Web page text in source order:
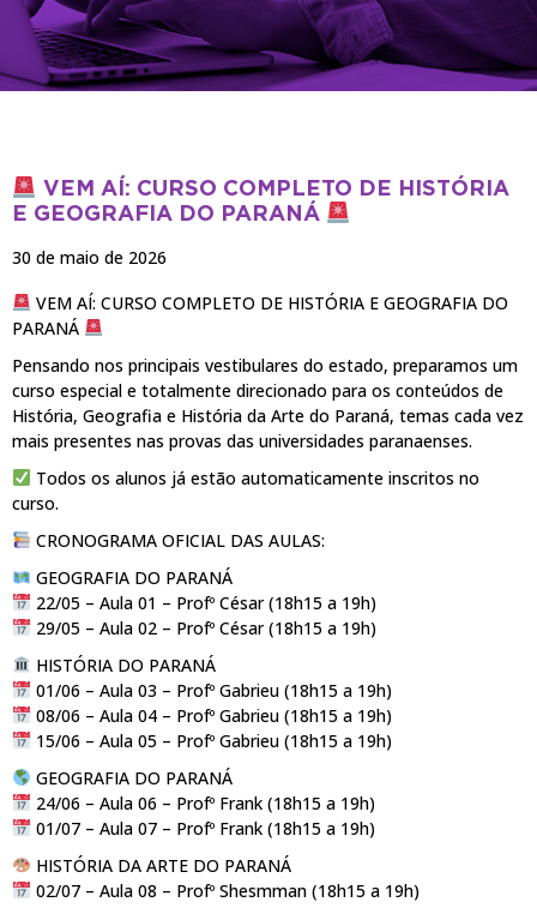
VEM AÍ: CURSO COMPLETO DE HISTÓRIA
E GEOGRAFIA DO PARANÁ
30 de maio de 2026
VEM AÍ: CURSO COMPLETO DE HISTÓRIA E GEOGRAFIA DO
PARANÁ
Pensando nos principais vestibulares do estado, preparamos um
curso especial e totalmente direcionado para os conteúdos de
História, Geografia e História da Arte do Paraná, temas cada vez
mais presentes nas provas das universidades paranaenses.
Todos os alunos já estão automaticamente inscritos no
curso.
CRONOGRAMA OFICIAL DAS AULAS:
GEOGRAFIA DO PARANÁ
22/05 – Aula 01 – Profº César (18h15 a 19h)
29/05 – Aula 02 – Profº César (18h15 a 19h)
HISTÓRIA DO PARANÁ
01/06 – Aula 03 – Profº Gabrieu (18h15 a 19h)
08/06 – Aula 04 – Profº Gabrieu (18h15 a 19h)
15/06 – Aula 05 – Profº Gabrieu (18h15 a 19h)
GEOGRAFIA DO PARANÁ
24/06 – Aula 06 – Profº Frank (18h15 a 19h)
01/07 – Aula 07 – Profº Frank (18h15 a 19h)
HISTÓRIA DA ARTE DO PARANÁ
02/07 – Aula 08 – Profº Shesmman (18h15 a 19h)